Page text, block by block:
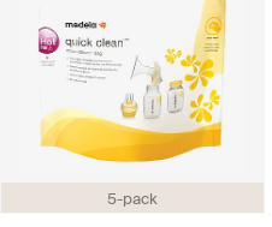
5-pack